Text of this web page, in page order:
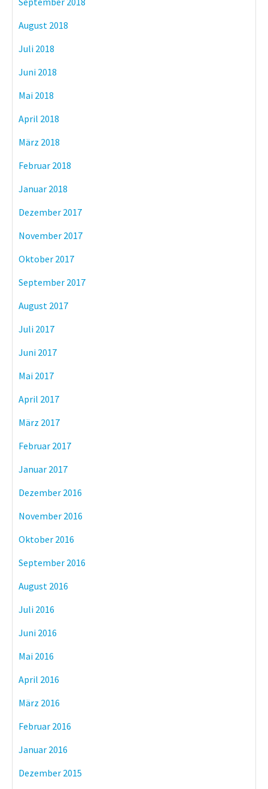
August 2018
Juli 2018
Juni 2018
Mai 2018
April 2018
März 2018
Februar 2018
Januar 2018
Dezember 2017
November 2017
Oktober 2017
September 2017
August 2017
Juli 2017
Juni 2017
Mai 2017
April 2017
März 2017
Februar 2017
Januar 2017
Dezember 2016
November 2016
Oktober 2016
September 2016
August 2016
Juli 2016
Juni 2016
Mai 2016
April 2016
März 2016
Februar 2016
Januar 2016
Dezember 2015